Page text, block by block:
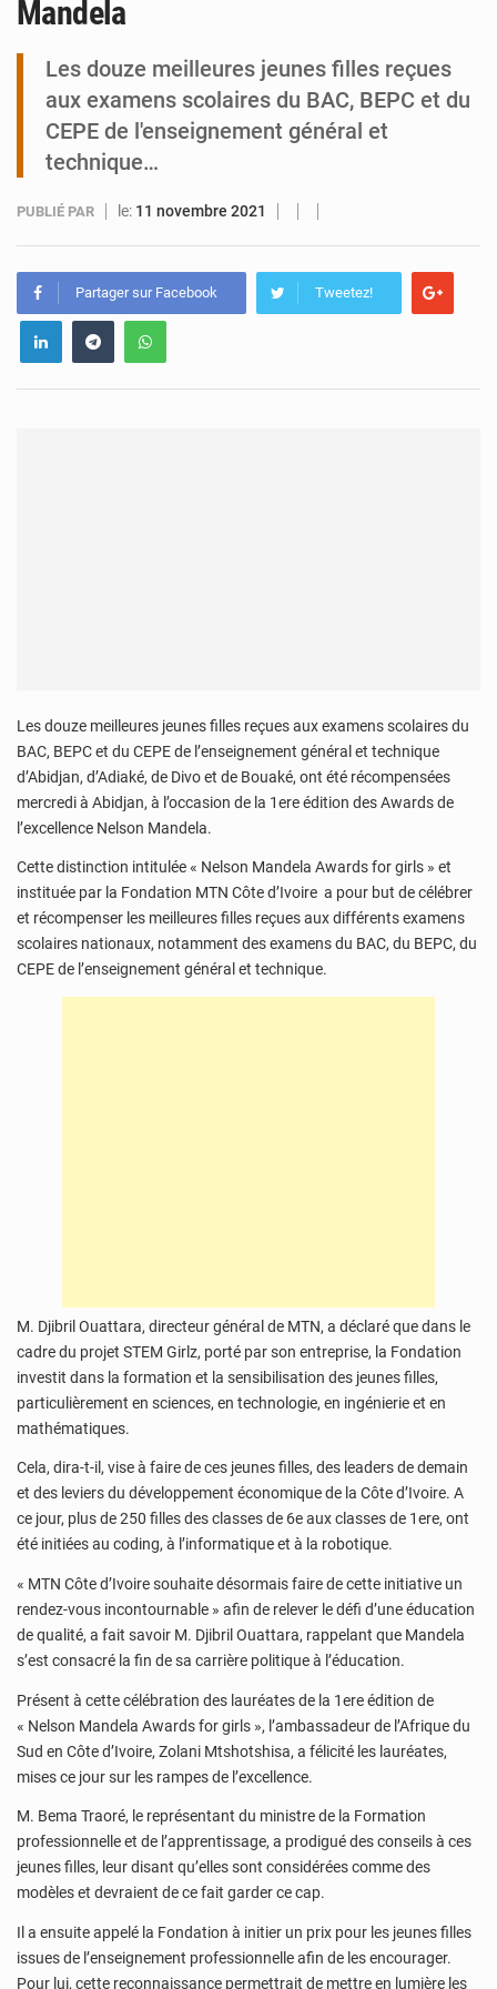
Mandela
Les douze meilleures jeunes filles reçues
aux examens scolaires du BAC, BEPC et du
CEPE de l'enseignement général et
technique…
PUBLIÉ PAR le: 11 novembre 2021
Partager sur Facebook Tweetez!
Les douze meilleures jeunes filles reçues aux examens scolaires du
BAC, BEPC et du CEPE de l’enseignement général et technique
d’Abidjan, d’Adiaké, de Divo et de Bouaké, ont été récompensées
mercredi à Abidjan, à l’occasion de la 1ere édition des Awards de
l’excellence Nelson Mandela.
Cette distinction intitulée « Nelson Mandela Awards for girls » et
instituée par la Fondation MTN Côte d’Ivoire a pour but de célébrer
et récompenser les meilleures filles reçues aux différents examens
scolaires nationaux, notamment des examens du BAC, du BEPC, du
CEPE de l’enseignement général et technique.
M. Djibril Ouattara, directeur général de MTN, a déclaré que dans le
cadre du projet STEM Girlz, porté par son entreprise, la Fondation
investit dans la formation et la sensibilisation des jeunes filles,
particulièrement en sciences, en technologie, en ingénierie et en
mathématiques.
Cela, dira-t-il, vise à faire de ces jeunes filles, des leaders de demain
et des leviers du développement économique de la Côte d’Ivoire. A
ce jour, plus de 250 filles des classes de 6e aux classes de 1ere, ont
été initiées au coding, à l’informatique et à la robotique.
« MTN Côte d’Ivoire souhaite désormais faire de cette initiative un
rendez-vous incontournable » afin de relever le défi d’une éducation
de qualité, a fait savoir M. Djibril Ouattara, rappelant que Mandela
s’est consacré la fin de sa carrière politique à l’éducation.
Présent à cette célébration des lauréates de la 1ere édition de
« Nelson Mandela Awards for girls », l’ambassadeur de l’Afrique du
Sud en Côte d’Ivoire, Zolani Mtshotshisa, a félicité les lauréates,
mises ce jour sur les rampes de l’excellence.
M. Bema Traoré, le représentant du ministre de la Formation
professionnelle et de l’apprentissage, a prodigué des conseils à ces
jeunes filles, leur disant qu’elles sont considérées comme des
modèles et devraient de ce fait garder ce cap.
Il a ensuite appelé la Fondation à initier un prix pour les jeunes filles
issues de l’enseignement professionnelle afin de les encourager.
Pour lui, cette reconnaissance permettrait de mettre en lumière les